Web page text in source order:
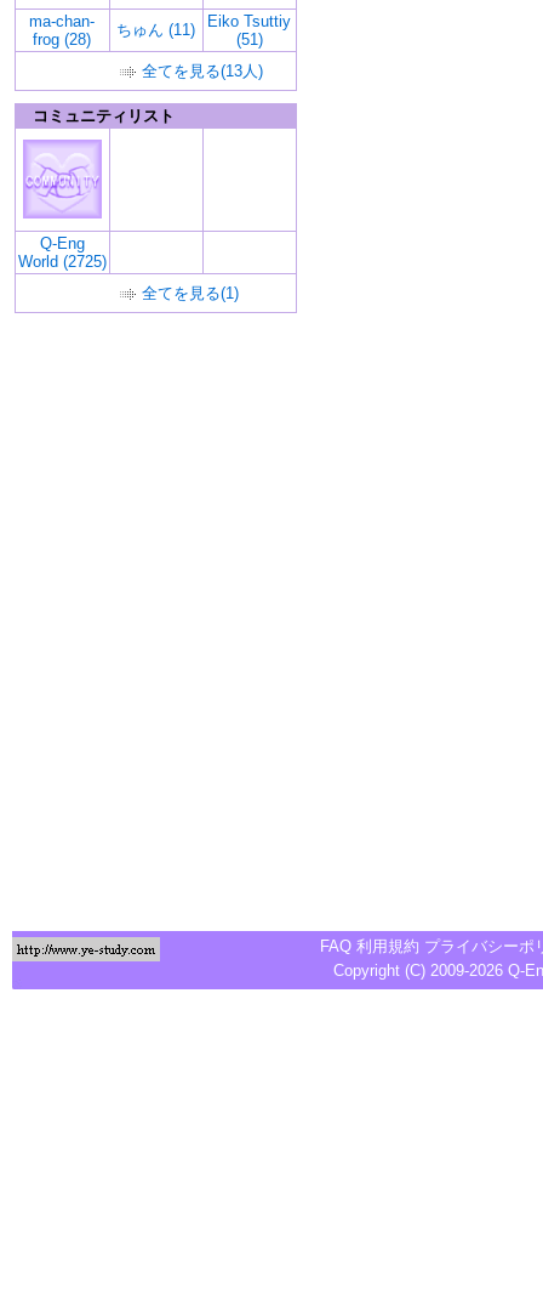
ma-chan-
frog (28)
ちゅん (11)
Eiko Tsuttiy
(51)
全てを見る(13人)
コミュニティリスト
Q-Eng
World (2725)
全てを見る(1)
FAQ 利用規約 プライバシーポ
Copyright (C) 2009-2026 Q-